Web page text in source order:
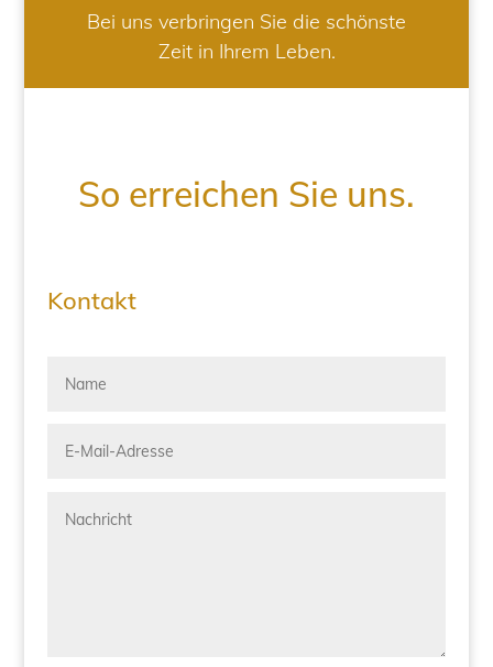
Bei uns verbringen Sie die schönste
Zeit in Ihrem Leben.
So erreichen Sie uns.
Kontakt